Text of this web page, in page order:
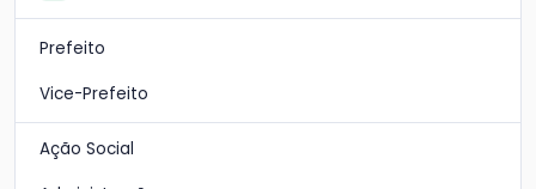
Prefeito
Vice-Prefeito
Ação Social